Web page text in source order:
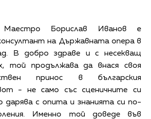
Борислав Иванов е
на Държавната опера в
В добро здраве и с несекващ
той продължава да внася своя
принос в българския
- не само със сценичните си
дарява с опита и знанията си по-
Именно той доведе във